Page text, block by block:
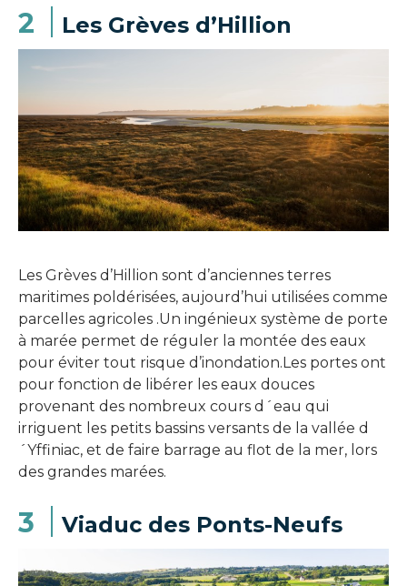
2 Les Grèves d’Hillion
Les Grèves d’Hillion sont d’anciennes terres
maritimes poldérisées, aujourd’hui utilisées comme
parcelles agricoles .Un ingénieux système de porte
à marée permet de réguler la montée des eaux
pour éviter tout risque d’inondation.Les portes ont
pour fonction de libérer les eaux douces
provenant des nombreux cours d´eau qui
irriguent les petits bassins versants de la vallée d
´Yffiniac, et de faire barrage au flot de la mer, lors
des grandes marées.
3 Viaduc des Ponts-Neufs